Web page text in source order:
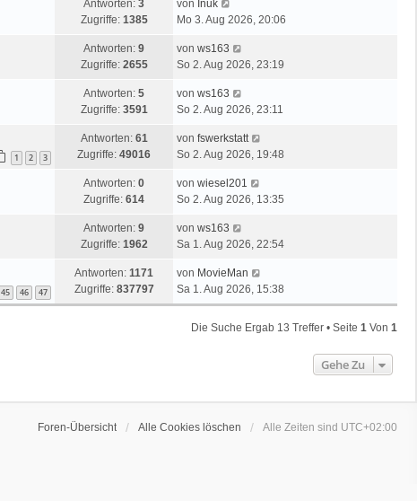
Antworten: 3
Zugriffe: 1385
von Inuk
Mo 3. Aug 2026, 20:06
Antworten: 9
Zugriffe: 2655
von ws163
So 2. Aug 2026, 23:19
Antworten: 5
Zugriffe: 3591
von ws163
So 2. Aug 2026, 23:11
1 2 3
Antworten: 61
Zugriffe: 49016
von fswerkstatt
So 2. Aug 2026, 19:48
Antworten: 0
Zugriffe: 614
von wiesel201
So 2. Aug 2026, 13:35
Antworten: 9
Zugriffe: 1962
von ws163
Sa 1. Aug 2026, 22:54
45 46 47
Antworten: 1171
Zugriffe: 837797
von MovieMan
Sa 1. Aug 2026, 15:38
Die Suche Ergab 13 Treffer • Seite 1 Von 1
Gehe Zu
Foren-Übersicht Alle Cookies löschen Alle Zeiten sind UTC+02:00